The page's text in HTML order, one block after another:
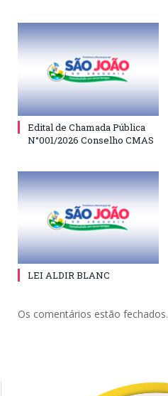
Edital de Chamada Pública
N°001/2026 Conselho CMAS
LEI ALDIR BLANC
Os comentários estão fechados.